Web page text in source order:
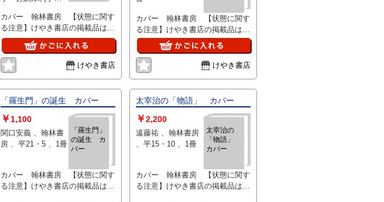
29・5 、1冊
カバー 翰林書房 【状態に関す
る注意】けやき書店の掲載品は全
て、状態に関わらず「中古品
（並）」と表示されています。
「日本の古本屋」は６段階の「状
態」表記が必須となりましたが、
簡易な区分けは適切ではない（不
可能な）為、状態欄の「中古品
（並）」という表現は考慮にいれ
ないで下さい。痛みなどの瑕疵に
つきましては、解説欄等をご参考
にして下さい。状態表記の無いも
さい。:
けやき書店
カバー 翰林書房 【状態に関す
る注意】けやき書店の掲載品は全
て、状態に関わらず「中古品
（並）」と表示されています。
「日本の古本屋」は６段階の「状
態」表記が必須となりましたが、
簡易な区分けは適切ではない（不
可能な）為、状態欄の「中古品
（並）」という表現は考慮にいれ
ないで下さい。痛みなどの瑕疵に
つきましては、解説欄等をご参考
にして下さい。状態表記の無いも
さい。:
けやき書店
「羅生門」の誕生 カバー
「羅生門」
の誕生 カ
バー
￥1,100
関口安義 、翰林書
房 、平21・5 、1冊
カバー 翰林書房 【状態に関す
る注意】けやき書店の掲載品は全
太宰治の「物語」 カバー
太宰治の
「物語」
カバー
￥2,200
遠藤祐 、翰林書房
、平15・10 、1冊
カバー 翰林書房 【状態に関す
る注意】けやき書店の掲載品は全